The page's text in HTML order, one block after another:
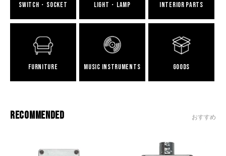
Switch・Socket Light・Lamp Interior Parts
FURNITURE Music Instruments Goods
RECOMMENDED おすすめ